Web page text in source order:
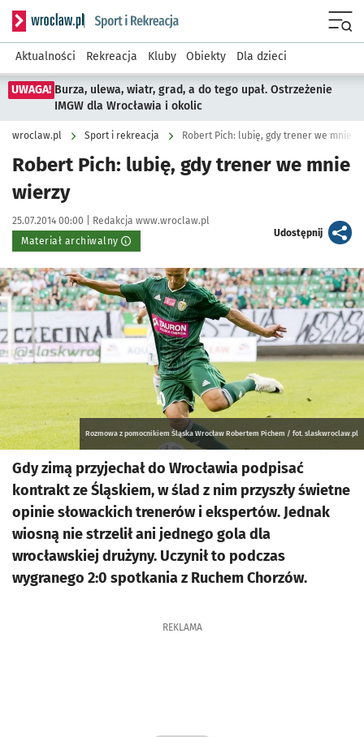
Serwis informacyjny wroclaw.pl podserwis: Sport i rekreacja
Aktualności Rekreacja Kluby Obiekty Dla dzieci
UWAGA! Burza, ulewa, wiatr, grad, a do tego upał. Ostrzeżenie
IMGW dla Wrocławia i okolic
wroclaw.pl Sport i rekreacja Robert Pich: lubię, gdy trener we mnie
Robert Pich: lubię, gdy trener we mnie
wierzy
Data publikacji:
25.07.2014 00:00 | Autor:
Redakcja www.wroclaw.pl
Materiał archiwalny
Udostępnijartykuł
Kliknij, aby powiększyć
Rozmowa z pomocnikiem Śląska Wrocław Robertem Pichem / fot. slaskwroclaw.pl
Gdy zimą przyjechał do Wrocławia podpisać
kontrakt ze Śląskiem, w ślad z nim przyszły świetne
opinie słowackich trenerów i ekspertów. Jednak
wiosną nie strzelił ani jednego gola dla
wrocławskiej drużyny. Uczynił to podczas
wygranego 2:0 spotkania z Ruchem Chorzów.
REKLAMA